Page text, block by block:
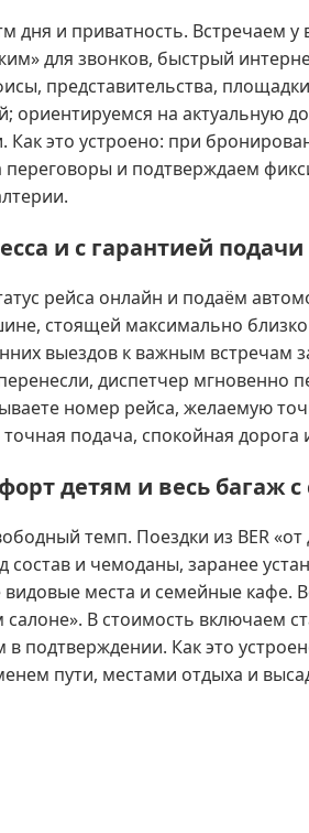
дня и приватность.
для звонков, быстрый
представительства,
ориентируемся на актуальную
это устроено: при
и подтверждаем
и с гарантией подачи
рейса онлайн и подаём
стоящей максимально
выездов к важным
диспетчер
номер рейса, желаемую
подача, спокойная дорога
детям и весь багаж с
темп. Поездки из BER
и чемоданы, заранее
места и семейные кафе.
В стоимость включаем
подтверждении. Как это
пути, местами отдыха и